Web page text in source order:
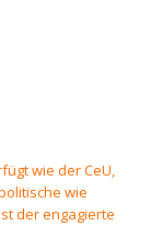
wie der CeU,
wie
der engagierte